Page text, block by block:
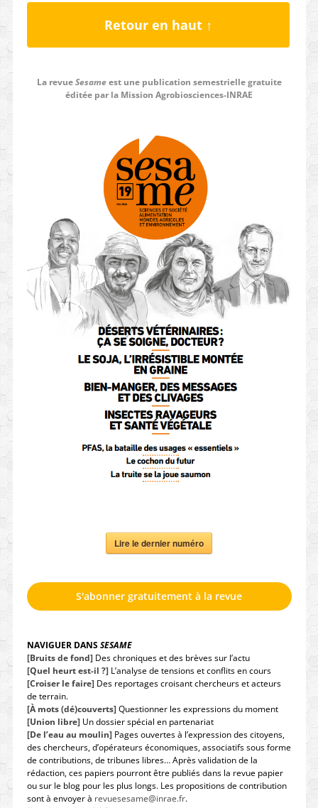
Retour en haut ↑
La revueSesameest une publication semestrielle gratuite
éditée par la Mission Agrobiosciences-INRAE
Lire le dernier numéro
S'abonner gratuitement à la revue
NAVIGUER DANSSESAME
[Bruits de fond]Des chroniques et des brèves sur l’actu
[Quel heurt est-il ?]L’analyse de tensions et conflits en cours
[Croiser le faire]Des reportages croisant chercheurs et acteurs
de terrain.
[À mots (dé)couverts]Questionner les expressions du moment
[Union libre]Un dossier spécial en partenariat
[De l’eau au moulin]Pages ouvertes à l’expression des citoyens,
des chercheurs, d’opérateurs économiques, associatifs sous forme
de contributions, de tribunes libres… Après validation de la
rédaction, ces papiers pourront être publiés dans la revue papier
ou sur le blog pour les plus longs. Les propositions de contribution
sont à envoyer à revuesesame@inrae.fr.